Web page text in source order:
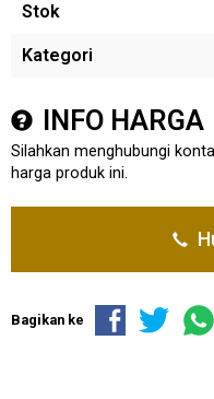
Stok
Kategori
INFO HARGA
Silahkan menghubungi
harga produk ini.
Bagikan ke